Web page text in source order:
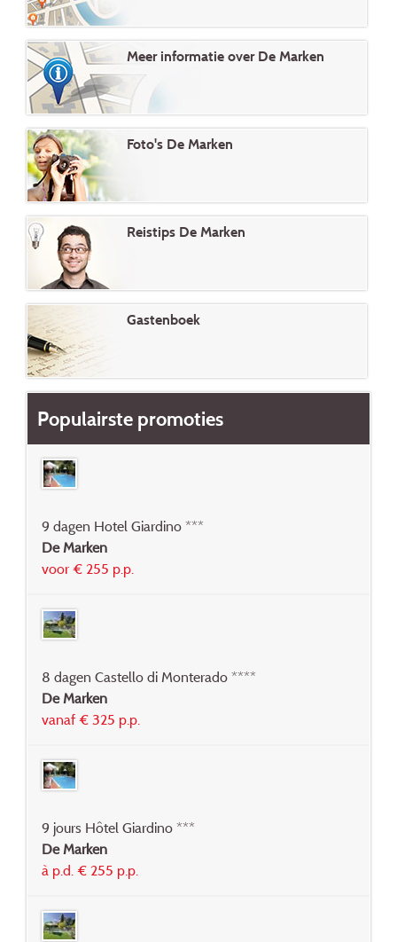
Meer informatie over De Marken
Foto's De Marken
Reistips De Marken
Gastenboek
Populairste promoties
9 dagen Hotel Giardino ***
De Marken
voor € 255 p.p.
8 dagen Castello di Monterado ****
De Marken
vanaf € 325 p.p.
9 jours Hôtel Giardino ***
De Marken
à p.d. € 255 p.p.